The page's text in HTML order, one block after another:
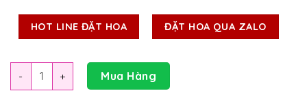
HOT LINE ĐẶT HOA ĐẶT HOA QUA ZALO
Số lượng Mua Hàng